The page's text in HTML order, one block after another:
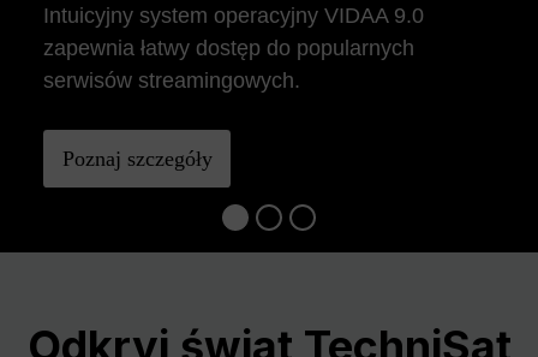
Intuicyjny system operacyjny VIDAA 9.0
zapewnia łatwy dostęp do popularnych
serwisów streamingowych.
Poznaj szczegóły